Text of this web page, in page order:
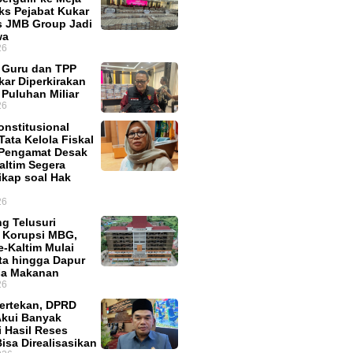
Pejabat Kukar
JMB Group Jadi
dan TPP
Diperkirakan
Miliar
Kelola Fiskal
Desak
Segera
soal Hak
Telusuri
Korupsi MBG,
Kaltim Mulai
hingga Dapur
Makanan
DPRD
Banyak
Hasil Reses
Direalisasikan